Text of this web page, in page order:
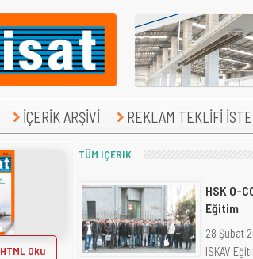
İÇERİK ARŞİVİ REKLAM TEKLİFİ İSTE
HTML Oku
TÜM IÇERIK
HSK O-
Eğitim
28 Şubat
ISKAV